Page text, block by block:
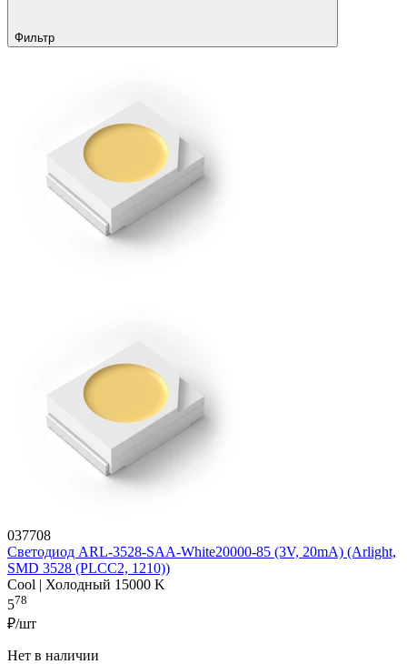
Фильтр
037708
Светодиод ARL-3528-SAA-White20000-85 (3V, 20mA) (Arlight,
SMD 3528 (PLCC2, 1210))
Cool | Холодный 15000 K
578
₽/шт
Нет в наличии